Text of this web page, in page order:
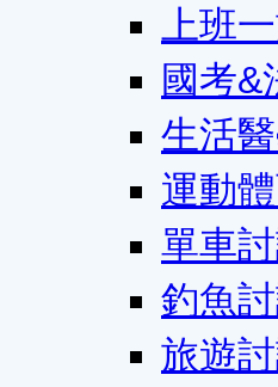
上班
國考&
生活
運動
單車
釣魚
旅遊